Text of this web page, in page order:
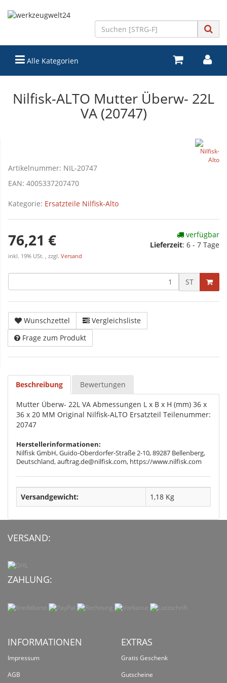
Alle Kategorien
Nilfisk-ALTO Mutter Überw- 22L
VA (20747)
Artikelnummer: NIL-20747
EAN: 4005337207470
Kategorie: Ersatzteile Nilfisk-Alto
76,21 €
inkl. 19% USt. , zzgl. Versand
verfügbar
Lieferzeit: 6 - 7 Tage
ST
Wunschzettel
Vergleichsliste
Frage zum Produkt
Beschreibung Bewertungen
Mutter Überw- 22L VA Abmessungen L x B x H (mm) 36 x
36 x 20 MM Original Nilfisk-ALTO Ersatzteil Teilenummer:
20747
Herstellerinformationen:
Nilfisk GmbH, Guido-Oberdorfer-Straße 2-10, 89287 Bellenberg,
Deutschland, auftrag.de@nilfisk.com, https://www.nilfisk.com
Versandgewicht: 1,18 Kg
VERSAND:
ZAHLUNG:
INFORMATIONEN
Impressum
AGB
EXTRAS
Gratis Geschenk
Gutscheine